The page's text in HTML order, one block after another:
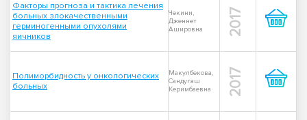
Факторы прогноза и тактика лечения
больных злокачественными
герминогенными опухолями
яичников
Чекини,
Дженнет
Ашировна
2017
Полиморбидность у онкологических
больных
Макулбекова,
Сандугаш
Керимбаевна
2017